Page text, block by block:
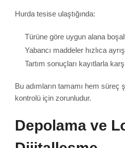
Hurda tesise ulaştığında:
Türüne göre uygun alana
Yabancı maddeler hızlıca
Tartım sonuçları kayıtlarla
Bu adımların tamamı hem süreç
kontrolü için zorunludur.
Depolama ve